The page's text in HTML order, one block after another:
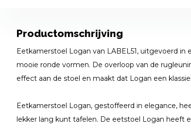
Productomschrijving
Eetkamerstoel Logan van LABEL51, uitgevoerd
mooie ronde vormen. De overloop van de
effect aan de stoel en maakt dat Logan een
Eetkamerstoel Logan, gestoffeerd in elegance,
lekker lang kunt tafelen. De eetstoel Logan heeft